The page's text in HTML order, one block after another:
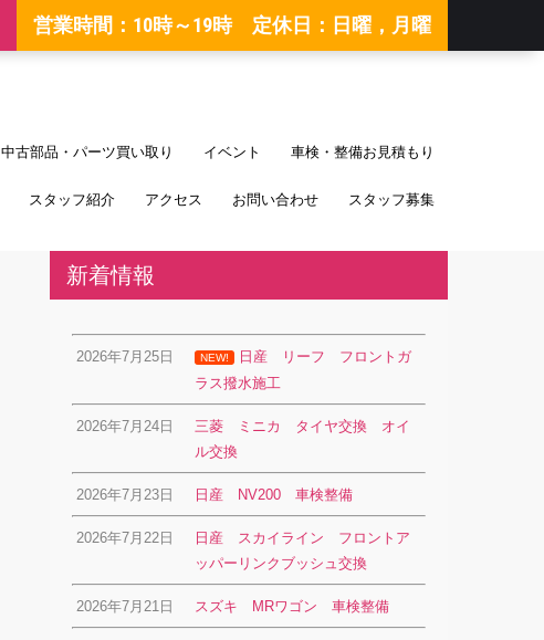
営業時間：10時～19時 定休日：日曜，月曜
中古部品・パーツ買い取り イベント 車検・整備お見積もり
スタッフ紹介 アクセス お問い合わせ スタッフ募集
新着情報
2026年7月25日 NEW!
日産 リーフ フロントガ
ラス撥水施工
2026年7月24日
三菱 ミニカ タイヤ交換 オイ
ル交換
2026年7月23日 日産 NV200 車検整備
2026年7月22日
日産 スカイライン フロントア
ッパーリンクブッシュ交換
2026年7月21日 スズキ MRワゴン 車検整備